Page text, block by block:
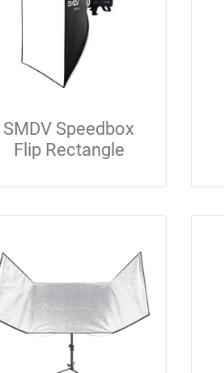
SMDV Speedbox
Flip Rectangle